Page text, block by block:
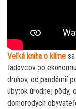
Veľká kniha o klíme
ľadovcov po
druhov, od pandémií
úbytok úrodnej pôdy,
domorodých